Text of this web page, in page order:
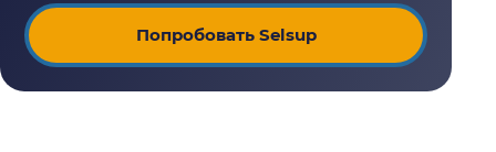
Попробовать Selsup